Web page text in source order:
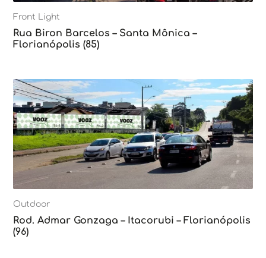
Front Light
Rua Biron Barcelos – Santa Mônica –
Florianópolis (85)
Outdoor
Rod. Admar Gonzaga – Itacorubi – Florianópolis
(96)